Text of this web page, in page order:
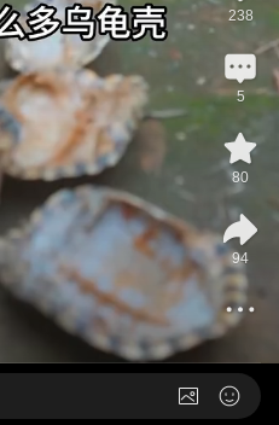
238
5
80
94